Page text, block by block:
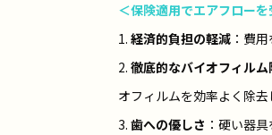
＜保険適用でエアフロー
1. 経済的負担の軽減 ：費
2. 徹底的なバイオフィルム
オフィルムを効率よく除去
3. 歯への優しさ ：硬い器